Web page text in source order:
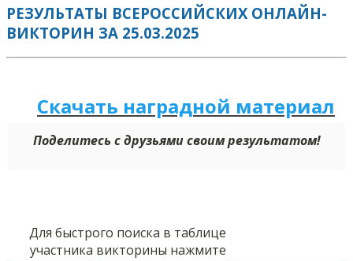
РЕЗУЛЬТАТЫ ВСЕРОССИЙСКИХ ОНЛАЙН-
ВИКТОРИН ЗА 25.03.2025
Скачать наградной материал
Поделитесь с друзьями своим результатом!
Для быстрого поиска в таблице
участника викторины нажмите